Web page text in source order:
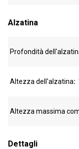
Alzatina
Profondità
Altezza dell'alzatina
Altezza massima
Dettagli